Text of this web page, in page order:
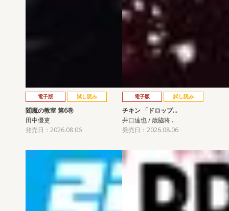
電子版 試し読み
閻魔の教室 第6巻
田中優吏
発売日：2026.08.06
電子版 試し読み
チキン 「ドロップ…
井口達也 / 歳脇将…
発売日：2026.08.06